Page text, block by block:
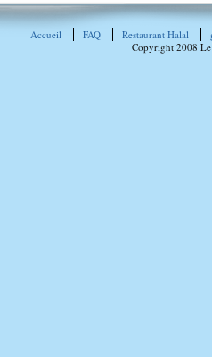
Accueil FAQ Restaurant Halal
Copyright 2008